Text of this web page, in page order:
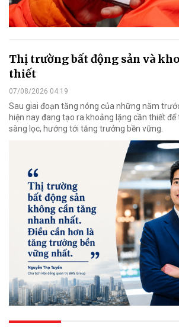
Thị trường bất động sản và
thiết
07/08/2026 04:19
Sau giai đoạn tăng nóng của những năm
hiện nay đang tạo ra khoảng lặng cần thiết
sàng lọc, hướng tới tăng trưởng bền vững.